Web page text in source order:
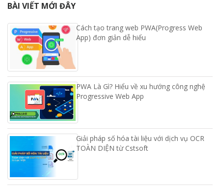
BÀI VIẾT MỚI ĐÂY
Cách tạo trang web PWA(Progress Web
App) đơn giản dễ hiểu
PWA Là Gì? Hiểu về xu hướng công nghệ
Progressive Web App
Giải pháp số hóa tài liệu với dịch vụ OCR
TOÀN DIỆN từ Cstsoft